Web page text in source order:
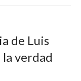
de Luis
verdad